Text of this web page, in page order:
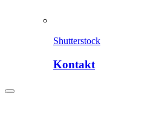
Shutterstock
Kontakt